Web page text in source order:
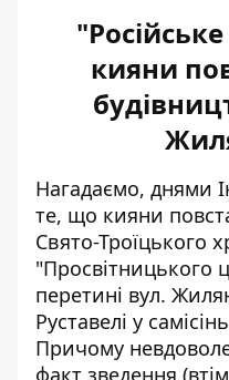
кияни
Нагадаємо, днями
те, що кияни
Свято-Троїцького
"Просвітницького
перетині вул.
Руставелі у
Причому